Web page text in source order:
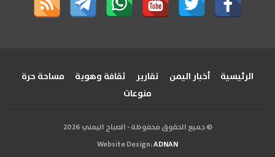
الرئيسية أخبار اليمن تقارير ثقافة وهوية
مساحة حرة
منوعات
© جميع الحقوق محفوظة - الصباح اليمني 2026
Website Design:ADNAN